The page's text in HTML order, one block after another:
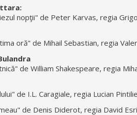
nopţii" de Peter Karvas, regia
oră" de Mihail Sebastian, regia
de William Shakespeare, regia
de I.L. Caragiale, regia Lucian Pintilie
de Denis Diderot, regia David